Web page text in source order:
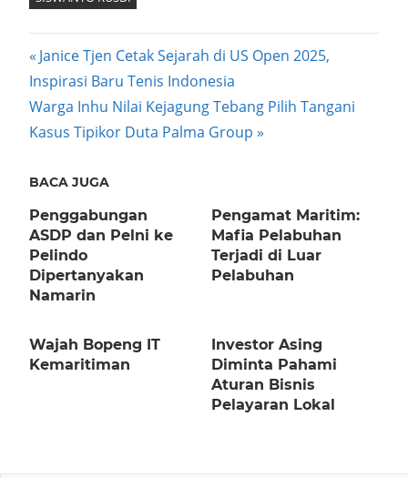
Post
navigation
Previous
Post:
Janice Tjen Cetak Sejarah di US Open 2025,
Inspirasi Baru Tenis Indonesia
Next
Post:
Warga Inhu Nilai Kejagung Tebang Pilih Tangani
Kasus Tipikor Duta Palma Group
BACA JUGA
Penggabungan
ASDP dan Pelni ke
Pelindo
Dipertanyakan
Namarin
Pengamat Maritim:
Mafia Pelabuhan
Terjadi di Luar
Pelabuhan
Wajah Bopeng IT
Kemaritiman
Investor Asing
Diminta Pahami
Aturan Bisnis
Pelayaran Lokal